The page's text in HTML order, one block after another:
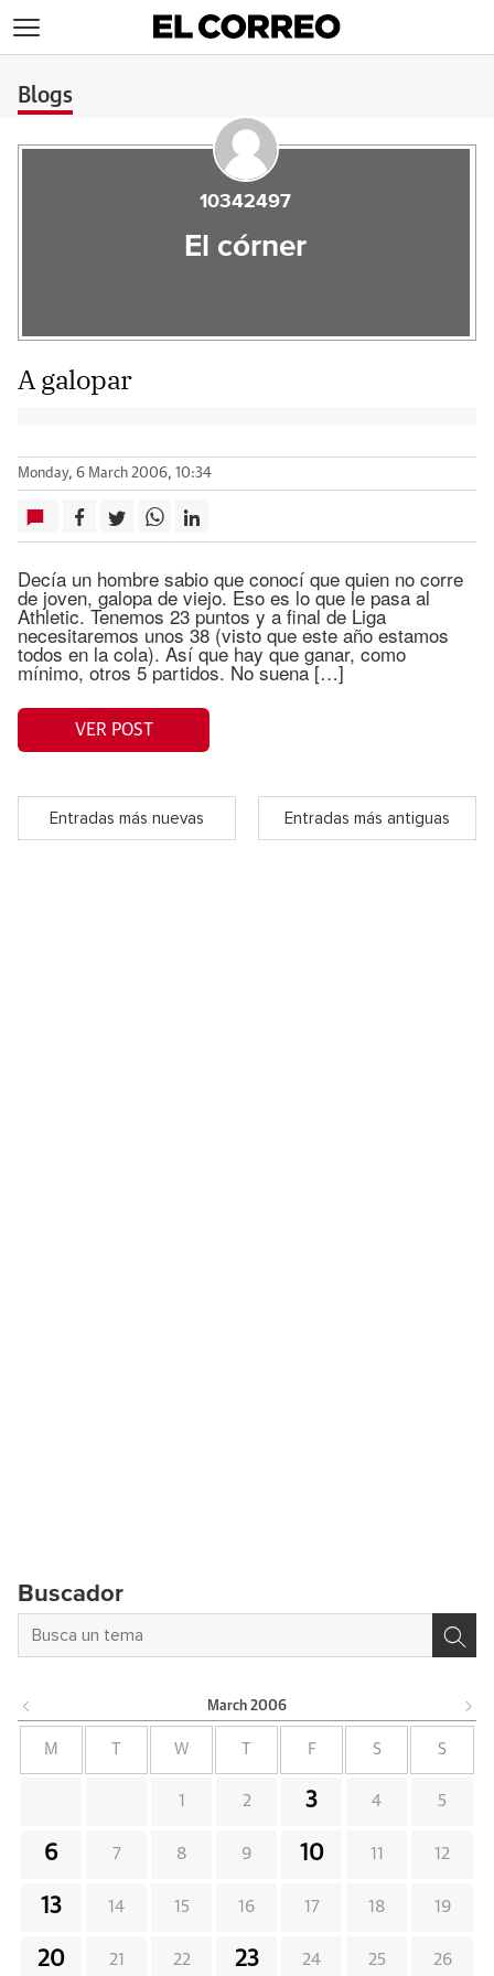
Blogs
10342497
El córner
A galopar
Monday, 6 March 2006, 10:34
Decía un hombre sabio que conocí que quien no corre
de joven, galopa de viejo. Eso es lo que le pasa al
Athletic. Tenemos 23 puntos y a final de Liga
necesitaremos unos 38 (visto que este año estamos
todos en la cola). Así que hay que ganar, como
mínimo, otros 5 partidos. No suena […]
VER POST
Entradas más nuevas Entradas más antiguas
Buscador
March 2006
M W F S S
1 2 3 4 5
6 7 8 9 10 11 12
13 14 15 16 17 18 19
20 21 22 23 24 25 26